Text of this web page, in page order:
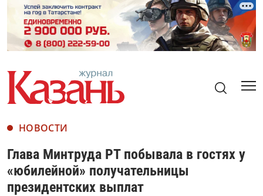
НОВОСТИ
Глава Минтруда РТ побывала в гостях у
«юбилейной» получательницы
президентских выплат